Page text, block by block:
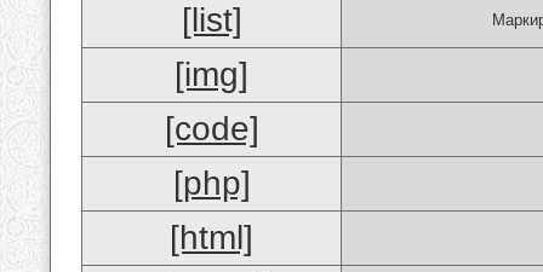
[list]
[img]
[code]
[php]
[html]